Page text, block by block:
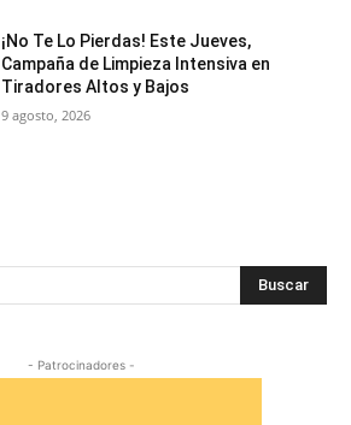
¡No Te Lo Pierdas! Este Jueves,
Campaña de Limpieza Intensiva en
Tiradores Altos y Bajos
9 agosto, 2026
Buscar
- Patrocinadores -